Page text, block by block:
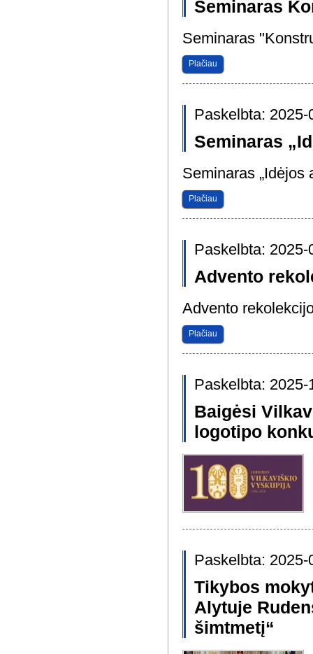
Seminaras
Seminaras
Plačiau
Paskelbta: 2025-
Seminaras
Seminaras „Idėjos
Plačiau
Paskelbta: 2025-
Advento
Advento
Plačiau
Paskelbta: 2025-
Baigėsi
logotipo
Paskelbta: 2025-
Tikybos
Alytuje
šimtmetį“